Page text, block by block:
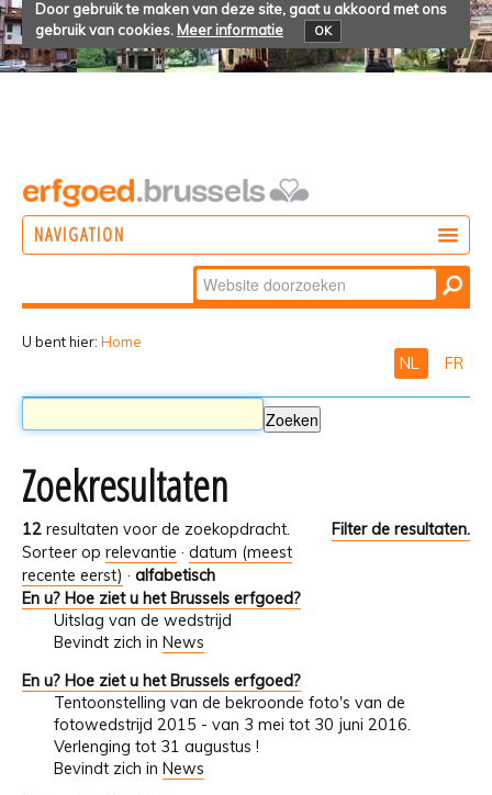
Door gebruik te maken van deze site, gaat u akkoord met ons
gebruik van cookies. Meer informatie OK
NAVIGATION
Zoek
Geavanceerd
U bent hier: Home
NL FR
Zoekresultaten
12 resultaten voor de zoekopdracht.
Filter de resultaten.
Sorteer op relevantie · datum (meest
recente eerst) · alfabetisch
En u? Hoe ziet u het Brussels erfgoed?
Uitslag van de wedstrijd
Bevindt zich in News
En u? Hoe ziet u het Brussels erfgoed?
Tentoonstelling van de bekroonde foto's van de
fotowedstrijd 2015 - van 3 mei tot 30 juni 2016.
Verlenging tot 31 augustus !
Bevindt zich in News